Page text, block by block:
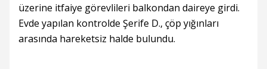
üzerine itfaiye görevlileri balkondan daireye girdi.
Evde yapılan kontrolde Şerife D., çöp yığınları
arasında hareketsiz halde bulundu.